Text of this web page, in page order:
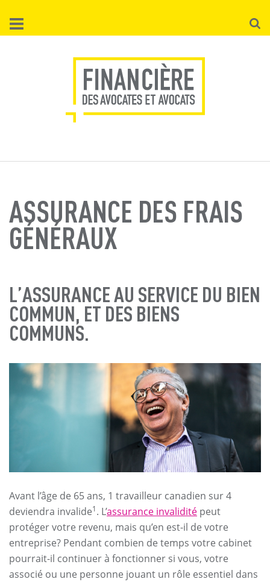
au
contenu
ASSURANCE DES FRAIS
GÉNÉRAUX
L’ASSURANCE AU SERVICE DU BIEN
COMMUN, ET DES BIENS
COMMUNS.
Avant l’âge de 65 ans, 1 travailleur canadien sur 4
deviendra invalide1. L’assurance invalidité peut
protéger votre revenu, mais qu’en est-il de votre
entreprise? Pendant combien de temps votre cabinet
pourrait-il continuer à fonctionner si vous, votre
associé ou une personne jouant un rôle essentiel dans